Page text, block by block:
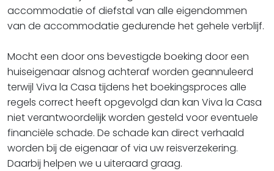
accommodatie of diefstal van alle eigendommen
van de accommodatie gedurende het gehele verblijf.
Mocht een door ons bevestigde boeking door een
huiseigenaar alsnog achteraf worden geannuleerd
terwijl Viva la Casa tijdens het boekingsproces alle
regels correct heeft opgevolgd dan kan Viva la Casa
niet verantwoordelijk worden gesteld voor eventuele
financiële schade. De schade kan direct verhaald
worden bij de eigenaar of via uw reisverzekering.
Daarbij helpen we u uiteraard graag.